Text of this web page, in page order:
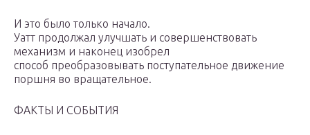
И это было только начало.
Уатт продолжал улучшать и совершенствовать
механизм и наконец изобрел
способ преобразовывать поступательное движение
поршня во вращательное.
ФАКТЫ И СОБЫТИЯ